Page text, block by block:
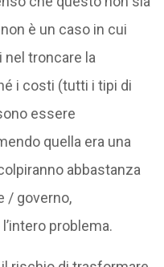
è un caso in cui
troncare la
i costi (tutti i tipi di
essere
quella era una
abbastanza
/ governo,
problema.